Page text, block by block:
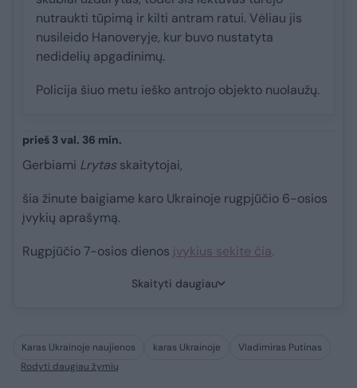
nutraukti tūpimą ir kilti antram ratui. Vėliau jis
nusileido Hanoveryje, kur buvo nustatyta
nedidelių apgadinimų.
Policija šiuo metu ieško antrojo objekto nuolaužų.
prieš 3 val. 36 min.
Gerbiami Lrytas skaitytojai,
šia žinute baigiame karo Ukrainoje rugpjūčio 6-osios
įvykių aprašymą.
Rugpjūčio 7-osios dienos įvykius sekite čia.
Skaityti daugiau
Karas Ukrainoje naujienos karas Ukrainoje
Vladimiras Putinas
Rodyti daugiau žymių